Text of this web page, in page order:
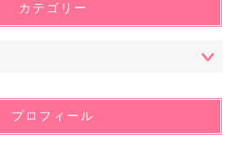
カテゴリー
プロフィール